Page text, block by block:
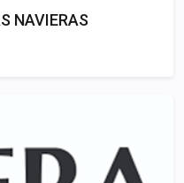
NAVIERAS